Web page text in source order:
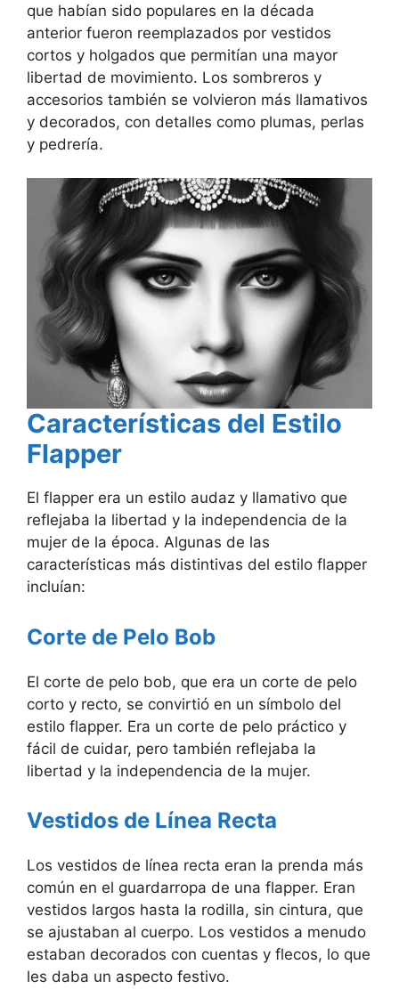
que habían sido populares en la década
anterior fueron reemplazados por vestidos
cortos y holgados que permitían una mayor
libertad de movimiento. Los sombreros y
accesorios también se volvieron más llamativos
y decorados, con detalles como plumas, perlas
y pedrería.
Características del Estilo
Flapper
El flapper era un estilo audaz y llamativo que
reflejaba la libertad y la independencia de la
mujer de la época. Algunas de las
características más distintivas del estilo flapper
incluían:
Corte de Pelo Bob
El corte de pelo bob, que era un corte de pelo
corto y recto, se convirtió en un símbolo del
estilo flapper. Era un corte de pelo práctico y
fácil de cuidar, pero también reflejaba la
libertad y la independencia de la mujer.
Vestidos de Línea Recta
Los vestidos de línea recta eran la prenda más
común en el guardarropa de una flapper. Eran
vestidos largos hasta la rodilla, sin cintura, que
se ajustaban al cuerpo. Los vestidos a menudo
estaban decorados con cuentas y flecos, lo que
les daba un aspecto festivo.